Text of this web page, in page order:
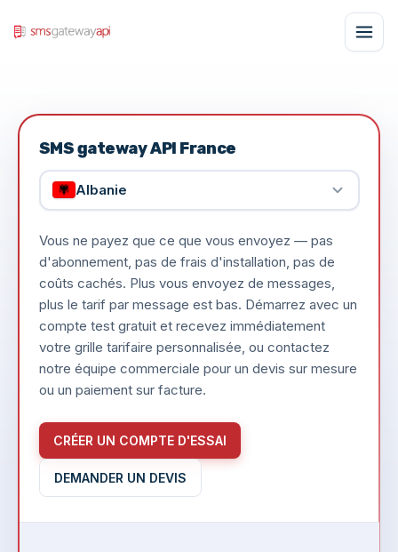
SMS gateway API France
Albanie
Vous ne payez que ce que vous envoyez — pas
d'abonnement, pas de frais d'installation, pas de
coûts cachés. Plus vous envoyez de messages,
plus le tarif par message est bas. Démarrez avec un
compte test gratuit et recevez immédiatement
votre grille tarifaire personnalisée, ou contactez
notre équipe commerciale pour un devis sur mesure
ou un paiement sur facture.
CRÉER UN COMPTE D'ESSAI
DEMANDER UN DEVIS